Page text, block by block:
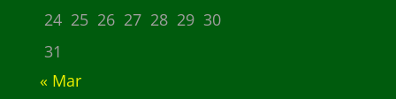
24 25 26 27 28 29 30
31
« Mar